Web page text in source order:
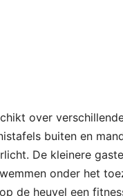
over
buiten en
De kleinere
onder het
de heuvel een